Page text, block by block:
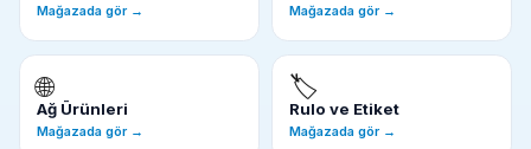
Mağazada gör → Mağazada gör →
🌐
Ağ Ürünleri
Mağazada gör →
🏷️
Rulo ve Etiket
Mağazada gör →